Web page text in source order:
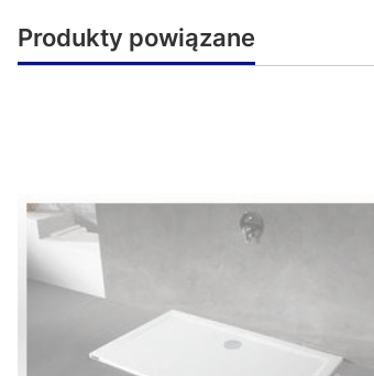
Produkty powiązane